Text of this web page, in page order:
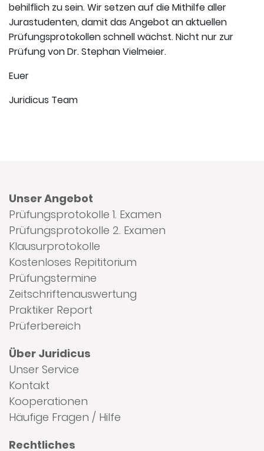
behilflich zu sein. Wir setzen auf die Mithilfe aller
Jurastudenten, damit das Angebot an aktuellen
Prüfungsprotokollen schnell wächst. Nicht nur zur
Prüfung von Dr. Stephan Vielmeier.
Euer
Juridicus Team
Unser Angebot
Prüfungsprotokolle 1. Examen
Prüfungsprotokolle 2. Examen
Klausurprotokolle
Kostenloses Repititorium
Prüfungstermine
Zeitschriftenauswertung
Praktiker Report
Prüferbereich
Über Juridicus
Unser Service
Kontakt
Kooperationen
Häufige Fragen / Hilfe
Rechtliches